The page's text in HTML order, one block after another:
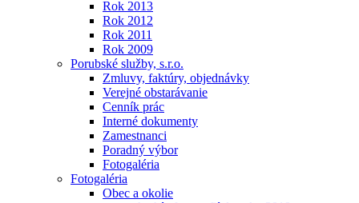
Rok 2013
Rok 2012
Rok 2011
Rok 2009
Porubské služby, s.r.o.
Zmluvy, faktúry, objednávky
Verejné obstarávanie
Cenník prác
Interné dokumenty
Zamestnanci
Poradný výbor
Fotogaléria
Fotogaléria
Obec a okolie